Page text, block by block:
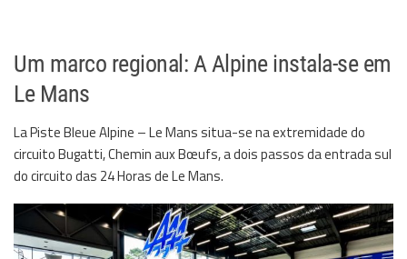
Um marco regional: A Alpine instala-se em
Le Mans
La Piste Bleue Alpine – Le Mans situa-se na extremidade do
circuito Bugatti, Chemin aux Bœufs, a dois passos da entrada sul
do circuito das 24 Horas de Le Mans.